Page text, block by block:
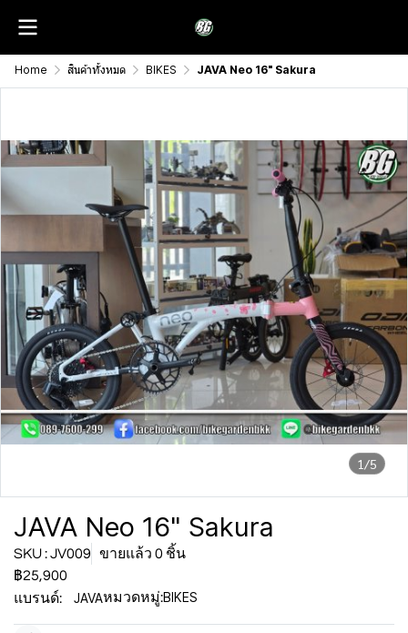
Home สินค้าทั้งหมด BIKES JAVA Neo 16" Sakura
1/5
JAVA Neo 16" Sakura
SKU : JV009
ขายแล้ว 0 ชิ้น
฿25,900
แบรนด์:
JAVAหมวดหมู่:BIKES